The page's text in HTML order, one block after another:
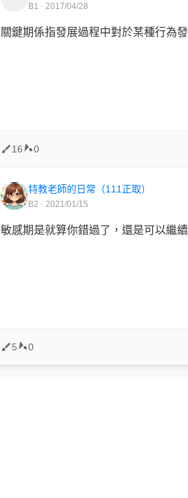
B1 · 2017/04/28
關鍵期係指發展過程中對於某種行為
16 0
特教老師的日常（111正取）
B2 · 2021/01/15
敏感期是就算你錯過了，還是可以繼
5 0